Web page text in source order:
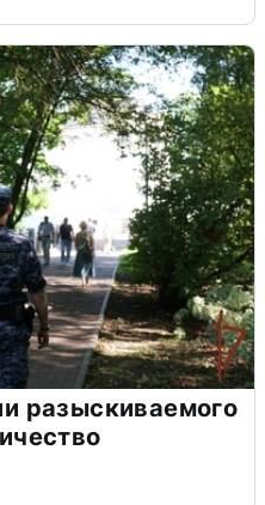
разыскиваемого